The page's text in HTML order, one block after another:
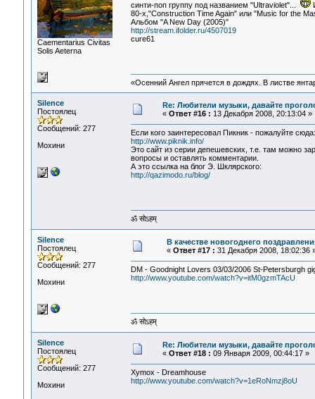
Сaementarius Civitas
Solis Aeterna
синти-поп группу под названием "Ultraviolet"...
80-х,"Construction Time Again" или "Music for the
Альбом "A New Day (2005)"
http://stream.ifolder.ru/4507019
cure61
«Осенний Ангел прячется в дождях. В листве
Silence
Постоялец
Сообщений: 277
Мохини
Re: Любители музыки, давайте
« Ответ #16 : 13 Декабря 2008, 20:13:04 »
Если кого заинтересовал Пикник - пожалуйте сюда:
http://www.piknik.info/
Это сайт из серии депешевских, т.е. там можно
вопросы и оставлять комментарии.
А это ссылка на блог Э. Шклярского:
http://qazimodo.ru/blog/
ॐ सोऽहम्
Silence
Постоялец
Сообщений: 277
Мохини
В качестве новогоднего
« Ответ #17 : 31 Декабря 2008, 18:02:36
DM - Goodnight Lovers 03/03/2006 St-Petersburgh
http://www.youtube.com/watch?v=itM0gzmTAcU
ॐ सोऽहम्
Silence
Постоялец
Сообщений: 277
Мохини
Re: Любители музыки, давайте
« Ответ #18 : 09 Января 2009, 00:44:17 »
Xymox - Dreamhouse
http://www.youtube.com/watch?v=1eRoNmzj8oU